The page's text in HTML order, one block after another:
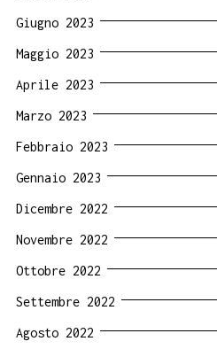
Giugno 2023
Maggio 2023
Aprile 2023
Marzo 2023
Febbraio 2023
Gennaio 2023
Dicembre 2022
Novembre 2022
Ottobre 2022
Settembre 2022
Agosto 2022